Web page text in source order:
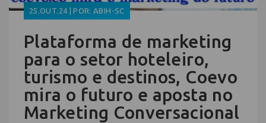
25.OUT.24 | POR: ABIH-SC
Plataforma de marketing
para o setor hoteleiro,
turismo e destinos, Coevo
mira o futuro e aposta no
Marketing Conversacional